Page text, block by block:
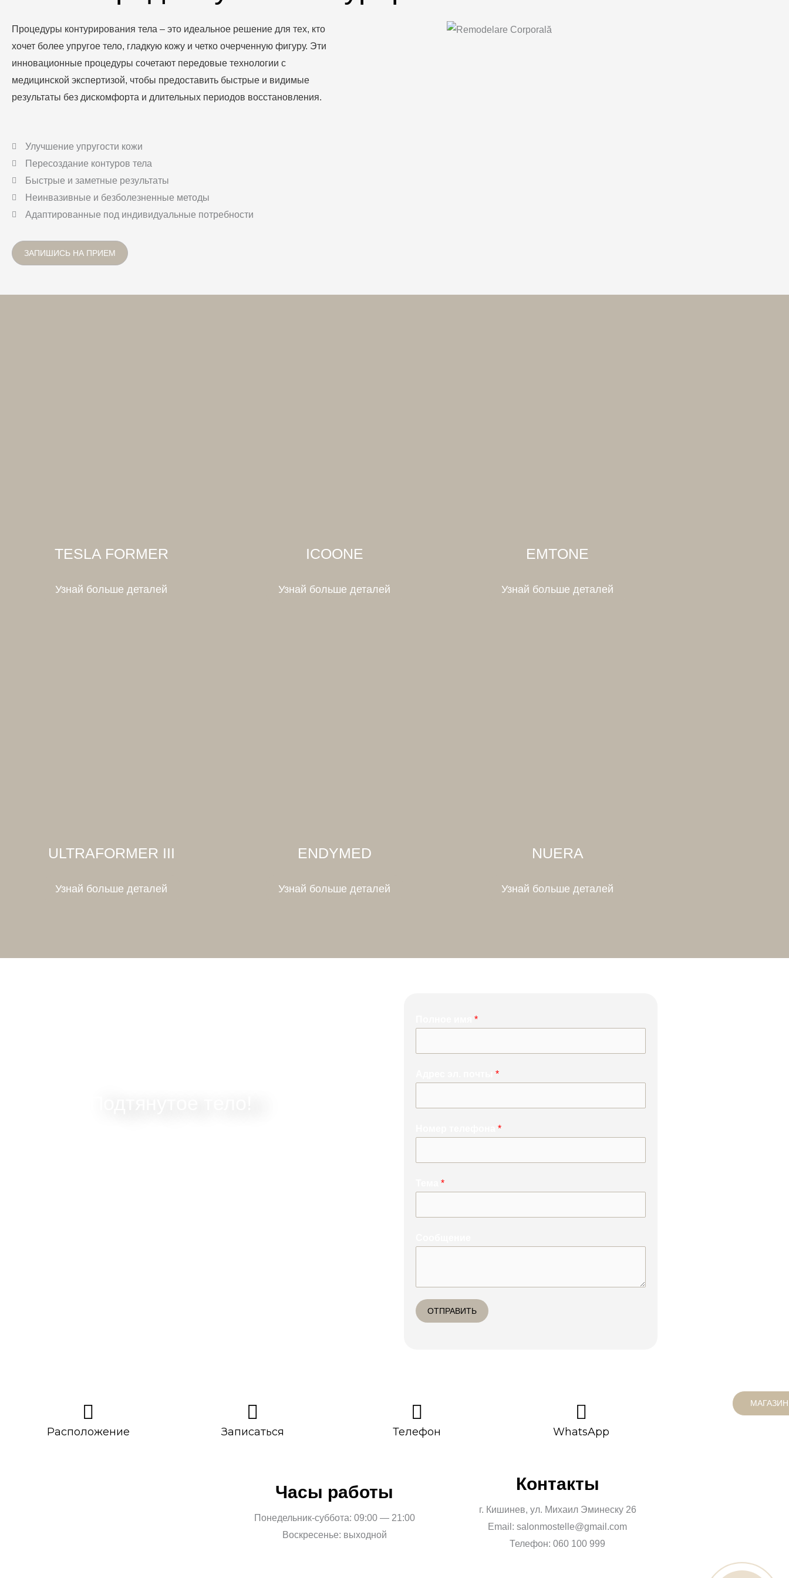
Процедуры контурирования тела – это идеальное решение для тех, кто
хочет более упругое тело, гладкую кожу и четко очерченную фигуру. Эти
инновационные процедуры сочетают передовые технологии с
медицинской экспертизой, чтобы предоставить быстрые и видимые
результаты без дискомфорта и длительных периодов восстановления.
Улучшение упругости кожи
Пересоздание контуров тела
Быстрые и заметные результаты
Неинвазивные и безболезненные методы
Адаптированные под индивидуальные потребности
ЗАПИШИСЬ НА ПРИЕМ
TESLA FORMER
Узнай больше деталей
ULTRAFORMER III
Узнай больше деталей
ICOONE
Узнай больше деталей
ENDYMED
Узнай больше деталей
EMTONE
Узнай больше деталей
NUERA
Узнай больше деталей
*
*
*
*
ОТПРАВИТЬ
Расположение Записаться Телефон WhatsApp
Часы работы
Понедельник-суббота: 09:00 — 21:00
Воскресенье: выходной
Контакты
г. Кишинев, ул. Михаил Эминеску 26
Email: salonmostelle@gmail.com
Телефон: 060 100 999
МАГАЗИН